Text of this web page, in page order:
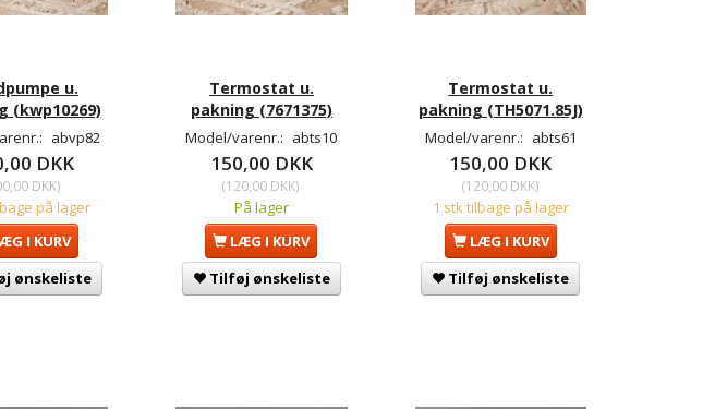
u.
(kwp10269)
abvp82
DKK
DKK)
på lager
I KURV
ønskeliste
Termostat u.
pakning (7671375)
Model/varenr.: abts10
150,00 DKK
(120,00 DKK)
På lager
LÆG I KURV
Tilføj ønskeliste
Termostat u.
pakning (TH5071.85J)
Model/varenr.: abts61
150,00 DKK
(120,00 DKK)
1 stk tilbage på lager
LÆG I KURV
Tilføj ønskeliste